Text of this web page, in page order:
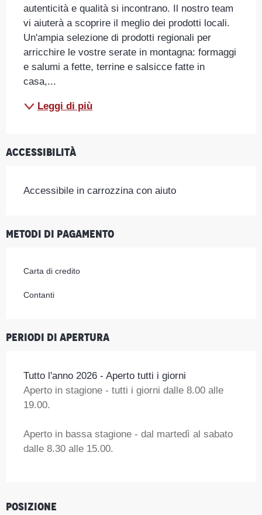
autenticità e qualità si incontrano. Il nostro team
vi aiuterà a scoprire il meglio dei prodotti locali.
Un'ampia selezione di prodotti regionali per
arricchire le vostre serate in montagna: formaggi
e salumi a fette, terrine e salsicce fatte in
casa,...
Leggi di più
Accessibilità
Accessibile in carrozzina con aiuto
Metodi di pagamento
Carta di credito
Contanti
Periodi di apertura
Tutto l'anno 2026 - Aperto tutti i giorni
Aperto in stagione - tutti i giorni dalle 8.00 alle
19.00.
Aperto in bassa stagione - dal martedì al sabato
dalle 8.30 alle 15.00.
Posizione